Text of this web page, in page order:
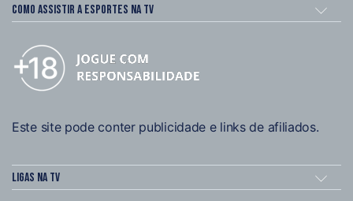
Como assistir a esportes na TV
Este site pode conter publicidade e links de afiliados.
Ligas na TV